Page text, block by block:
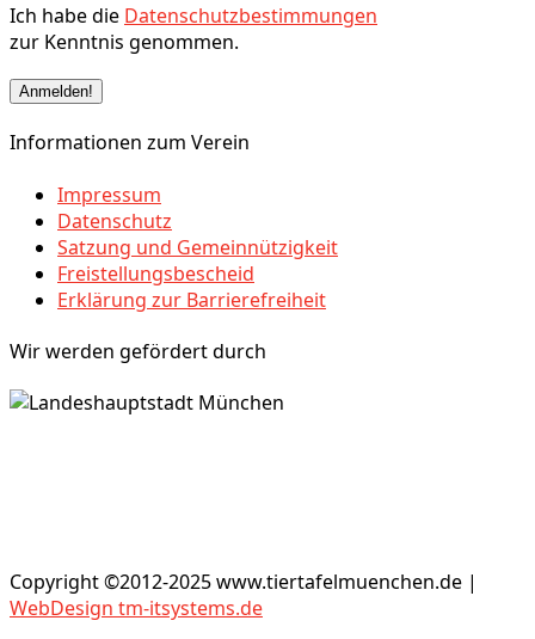
Ich habe die Datenschutzbestimmungen
zur Kenntnis genommen.
Informationen zum Verein
Impressum
Datenschutz
Satzung und Gemeinnützigkeit
Freistellungsbescheid
Erklärung zur Barrierefreiheit
Wir werden gefördert durch
Copyright ©2012-2025 www.tiertafelmuenchen.de |
WebDesign tm-itsystems.de